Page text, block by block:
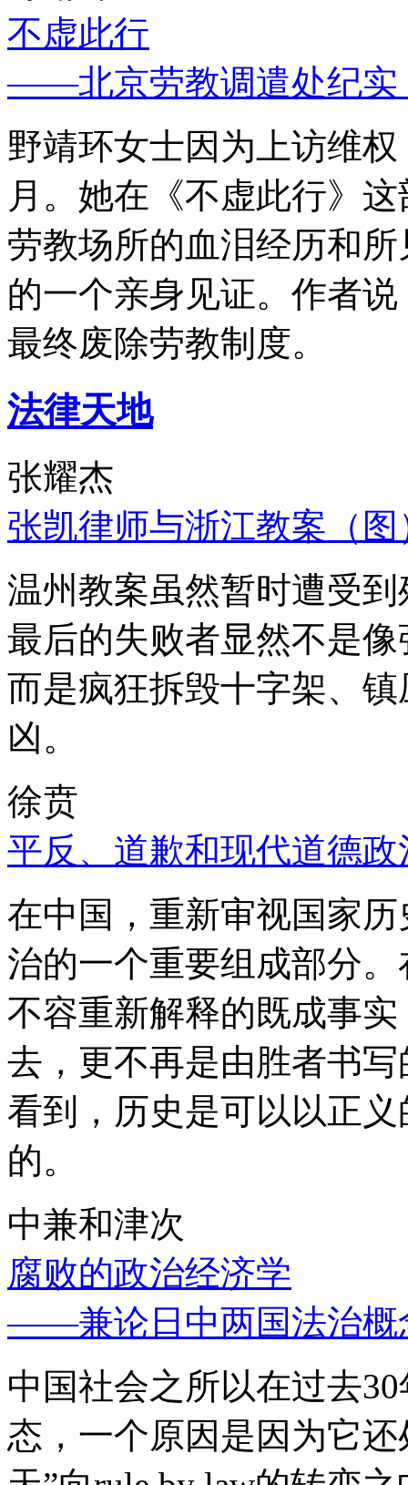
不虚此行
——北京劳教调遣处纪实
野靖环女士因为上访维
月。她在《不虚此行》
劳教场所的血泪经历和
的一个亲身见证。作者
最终废除劳教制度。
法律天地
张耀杰
张凯律师与浙江教案（图
温州教案虽然暂时遭受
最后的失败者显然不是
而是疯狂拆毁十字架、
凶。
徐贲
平反、道歉和现代道德政
在中国，重新审视国家
治的一个重要组成部分
不容重新解释的既成事
去，更不再是由胜者书
看到，历史是可以以正
的。
中兼和津次
腐败的政治经济学
——兼论日中两国法治概
中国社会之所以在过去
态，一个原因是因为它